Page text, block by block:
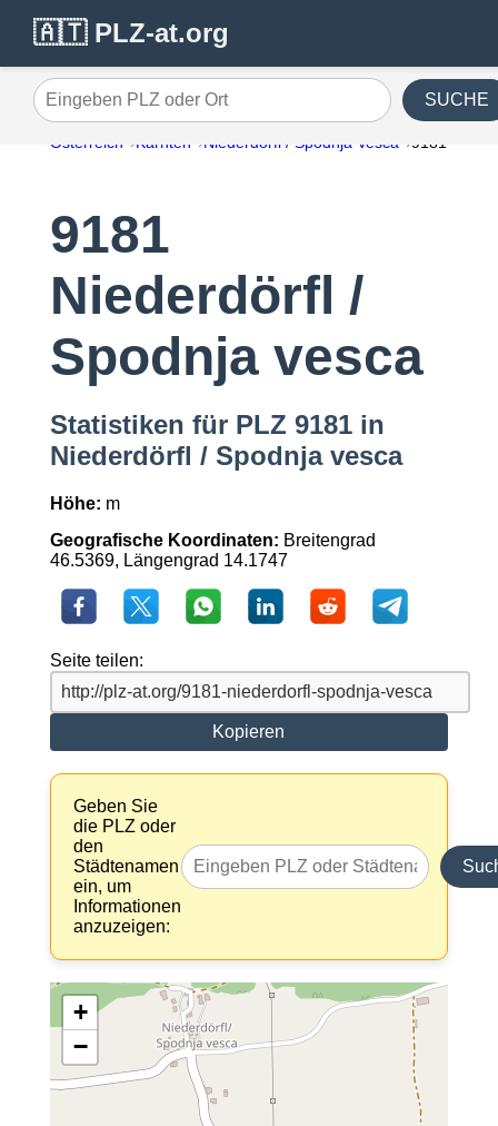
🇦🇹 PLZ-at.org
Eingeben PLZ oder Ort SUCHE
Österreich Kärnten Niederdörfl / Spodnja Vesca 9181
9181
Niederdörfl /
Spodnja vesca
Statistiken für PLZ 9181 in
Niederdörfl / Spodnja vesca
Höhe: m
Geografische Koordinaten: Breitengrad
46.5369, Längengrad 14.1747
Seite teilen:
Kopieren
Geben Sie
die PLZ oder
den
Städtenamen
ein, um
Informationen
anzuzeigen:
+
−